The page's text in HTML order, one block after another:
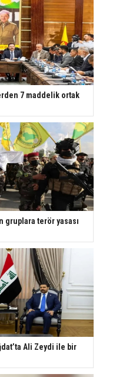
7 maddelik ortak
gruplara terör yasası
Ali Zeydi ile bir